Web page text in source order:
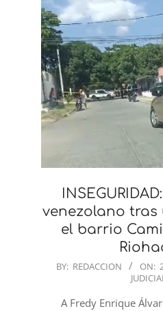
venezolano
el barrio
2024-
BY: REDACCION ON:
A Fredy Enrique